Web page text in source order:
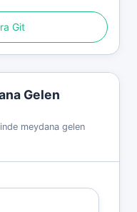
Git
Gelen
meydana gelen